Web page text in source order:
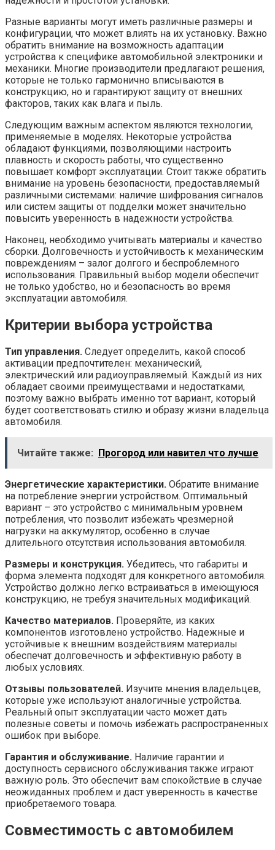
Разные варианты могут иметь различные размеры и
конфигурации, что может влиять на их установку. Важно
обратить внимание на возможность адаптации
устройства к специфике автомобильной электроники и
механики. Многие производители предлагают решения,
которые не только гармонично вписываются в
конструкцию, но и гарантируют защиту от внешних
факторов, таких как влага и пыль.
Следующим важным аспектом являются технологии,
применяемые в моделях. Некоторые устройства
обладают функциями, позволяющими настроить
плавность и скорость работы, что существенно
повышает комфорт эксплуатации. Стоит также обратить
внимание на уровень безопасности, предоставляемый
различными системами: наличие шифрования сигналов
или систем защиты от подделки может значительно
повысить уверенность в надежности устройства.
Наконец, необходимо учитывать материалы и качество
сборки. Долговечность и устойчивость к механическим
повреждениям – залог долгого и беспроблемного
использования. Правильный выбор модели обеспечит
не только удобство, но и безопасность во время
эксплуатации автомобиля.
Критерии выбора устройства
Тип управления. Следует определить, какой способ
активации предпочтителен: механический,
электрический или радиоуправляемый. Каждый из них
обладает своими преимуществами и недостатками,
поэтому важно выбрать именно тот вариант, который
будет соответствовать стилю и образу жизни владельца
автомобиля.
Читайте также: Прогород или навител что лучше
Энергетические характеристики. Обратите внимание
на потребление энергии устройством. Оптимальный
вариант – это устройство с минимальным уровнем
потребления, что позволит избежать чрезмерной
нагрузки на аккумулятор, особенно в случае
длительного отсутствия использования автомобиля.
Размеры и конструкция. Убедитесь, что габариты и
форма элемента подходят для конкретного автомобиля.
Устройство должно легко встраиваться в имеющуюся
конструкцию, не требуя значительных модификаций.
Качество материалов. Проверяйте, из каких
компонентов изготовлено устройство. Надежные и
устойчивые к внешним воздействиям материалы
обеспечат долговечность и эффективную работу в
любых условиях.
Отзывы пользователей. Изучите мнения владельцев,
которые уже используют аналогичные устройства.
Реальный опыт эксплуатации часто может дать
полезные советы и помочь избежать распространенных
ошибок при выборе.
Гарантия и обслуживание. Наличие гарантии и
доступность сервисного обслуживания также играют
важную роль. Это обеспечит вам спокойствие в случае
неожиданных проблем и даст уверенность в качестве
приобретаемого товара.
Совместимость с автомобилем